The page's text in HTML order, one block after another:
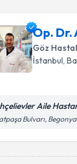
Op. Dr.
Göz
İstanbul ,
Aile
Bulvarı,